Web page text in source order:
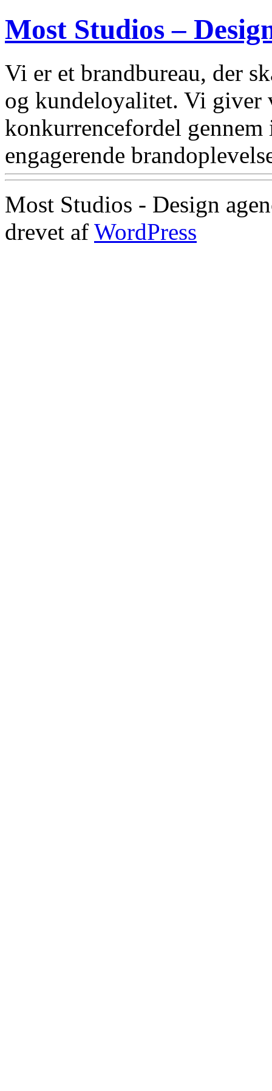
Most Studios –
Vi er et brandbureau, der
og kundeloyalitet. Vi giver
konkurrencefordel
engagerende
Most Studios - Design
drevet af WordPress